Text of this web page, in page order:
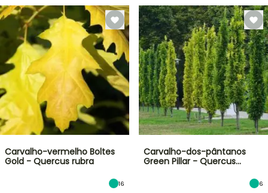
Carvalho-vermelho Boltes
Gold - Quercus rubra
16
Carvalho-dos-pântanos
Green Pillar - Quercus…
6